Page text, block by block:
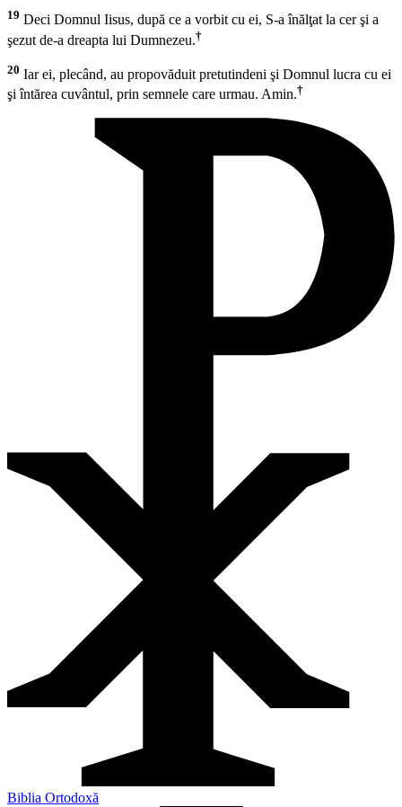
19 Deci Domnul Iisus, după ce a vorbit cu ei, S-a înălţat la cer şi a
şezut de-a dreapta lui Dumnezeu.†
20 Iar ei, plecând, au propovăduit pretutindeni şi Domnul lucra cu ei
şi întărea cuvântul, prin semnele care urmau. Amin.†
Biblia Ortodoxă